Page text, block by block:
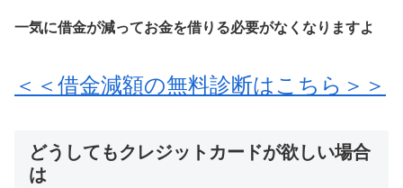
一気に借金が減ってお金を借りる必要がなくなりますよ
＜＜借金減額の無料診断はこちら＞＞
どうしてもクレジットカードが欲しい場合
は